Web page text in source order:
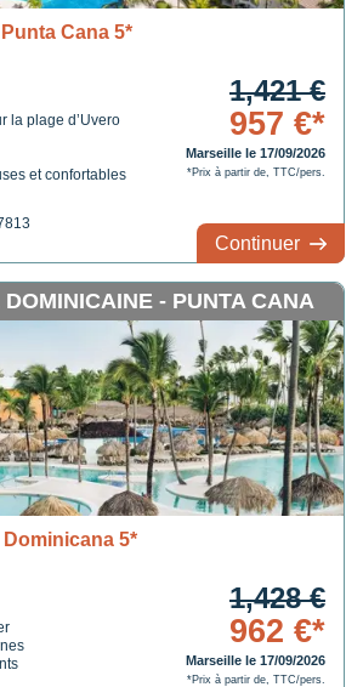
Cana 5*
la plage d’Uvero
et confortables
1,421 €
957 €*
Marseille le 17/09/2026
*Prix à partir de, TTC/pers.
Continuer
- PUNTA CANA
Dominicana 5*
1,428 €
962 €*
Marseille le 17/09/2026
*Prix à partir de, TTC/pers.